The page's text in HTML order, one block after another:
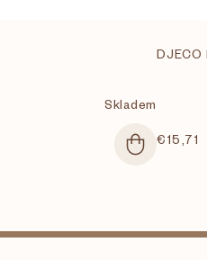
Skladem
DJECO
€15,71